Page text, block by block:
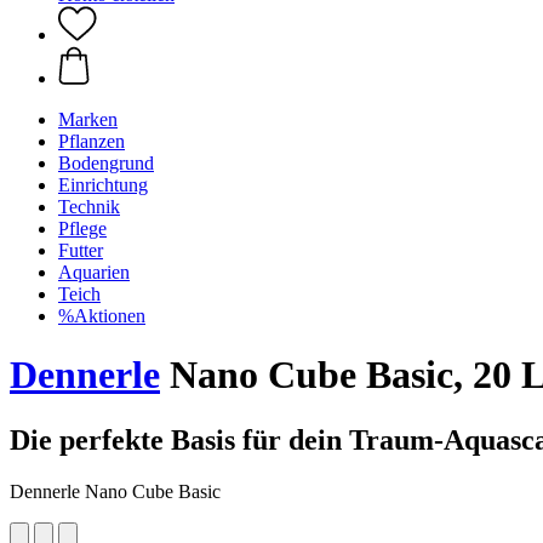
Marken
Pflanzen
Bodengrund
Einrichtung
Technik
Pflege
Futter
Aquarien
Teich
%Aktionen
Dennerle Nano Cube Basic, 20
Die perfekte Basis für dein Traum-
Dennerle Nano Cube Basic